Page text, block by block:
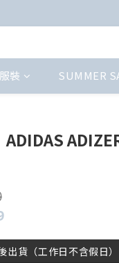
裝 SUMMER
ADIDAS
出貨（工作日不含假日）